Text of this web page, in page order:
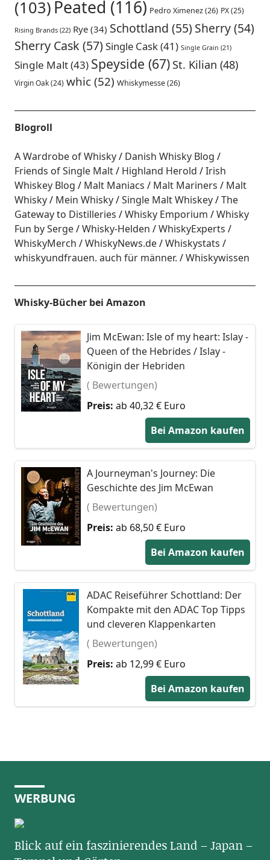
(103) Peated (116) Pedro Ximenez(26) PX(25)
Rising Brands(22) Rye(34) Schottland (55) Sherry(54)
Sherry Cask (57)Single Cask(41) Single Grain (21)
Single Malt(43) Speyside (67) St. Kilian (48)
Virgin Oak(24) whic(52) Whiskymesse(26)
Blogroll
A Wardrobe of Whisky
Danish Whisky Blog
Friends of Single Malt
Highland Herold
Irish
Whiskey Blog
Malt Maniacs Malt Mariners
Malt
Whisky
Mein Whisky Single Malt Whiskey
The
Gateway to Distilleries
Whisky Emporium
Whisky
Fun by Serge
Whisky-Helden
WhiskyExperts
WhiskyMerch
WhiskyNews.de
Whiskystats
whiskyundfrauen. auch für männer.
Whiskywissen
Whisky-Bücher bei Amazon
Jim McEwan: Isle of my heart: Islay -
Queen of the Hebrides / Islay -
Königin der Hebriden
( Bewertungen)
Preis: ab 40,32 € Euro
Bei Amazon kaufen
A Journeyman's Journey: Die
Geschichte des Jim McEwan
( Bewertungen)
Preis: ab 68,50 € Euro
Bei Amazon kaufen
ADAC Reiseführer Schottland: Der
Kompakte mit den ADAC Top Tipps
und cleveren Klappenkarten
( Bewertungen)
Preis: ab 12,99 € Euro
Bei Amazon kaufen
WERBUNG
Blick auf ein faszinierendes Land – Japan –